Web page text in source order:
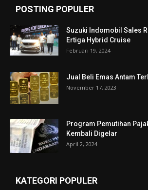
POSTING POPULER
Suzuki Indomobil Sales
Ertiga Hybrid Cruise
Februari 19, 2024
Jual Beli Emas Antam
November 17, 2023
Program Pemutihan
Kembali Digelar
April 2, 2024
KATEGORI POPULER